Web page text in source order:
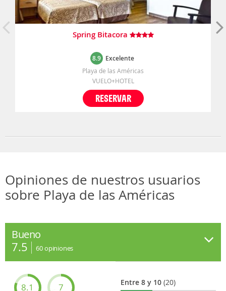
Spring Bitacora
8.9 Excelente
Playa de las Américas
VUELO+HOTEL
RESERVAR
Opiniones de nuestros usuarios
sobre Playa de las Américas
Bueno
7.5 60opiniones
8.1 7 Entre 8 y 10(20)